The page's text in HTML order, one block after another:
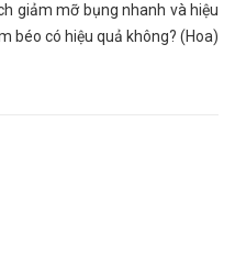
giảm mỡ bụng nhanh và hiệu
béo có hiệu quả không? (Hoa)